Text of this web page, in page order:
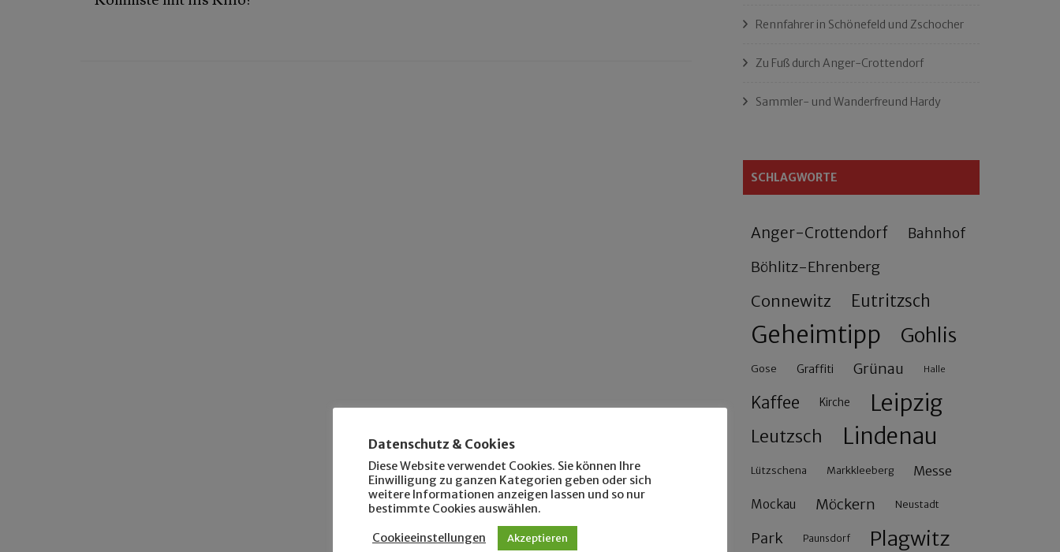
Rennfahrer in Schönefeld und Zschocher
Zu Fuß durch Anger-Crottendorf
Sammler- und Wanderfreund Hardy
SCHLAGWORTE
Anger-Crottendorf Bahnhof
Böhlitz-Ehrenberg
Connewitz Eutritzsch
Geheimtipp Gohlis
Gose Graffiti Grünau Halle
Kaffee Kirche Leipzig
Leutzsch Lindenau
Lützschena Markkleeberg Messe
Mockau Möckern Neustadt
Park Paunsdorf Plagwitz
Datenschutz & Cookies
Diese Website verwendet Cookies. Sie können Ihre
Einwilligung zu ganzen Kategorien geben oder sich
weitere Informationen anzeigen lassen und so nur
bestimmte Cookies auswählen.
Cookieeinstellungen Akzeptieren